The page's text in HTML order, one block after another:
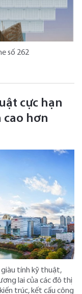
số 262
cực hạn
cao hơn
giàu tính kỹ thuật,
lai của các đô thị
trúc, kết cấu công